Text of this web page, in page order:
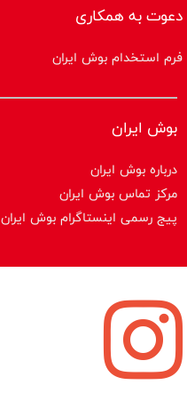
دعوت به همکاری
فرم استخدام بوش ایران
بوش ایران
درباره بوش ایران
مرکز تماس بوش ایران
پیج رسمی اینستاگرام بوش ایران